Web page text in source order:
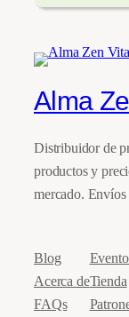
Alma
Distribuidor de
productos y
mercado.
Blog
Acerca de
FAQs
Tienda